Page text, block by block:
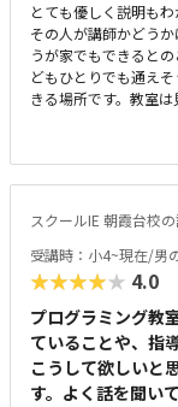
とても優しく説明も
その人が講師かどう
うが家でもできると
どもひとりでも通え
きる場所です。教室
の方の教室は少し覗
円は高いように思い
らえると助かります
どもに寄り添ってく
スクールIE 朝霞台校
受講時：小4~現在/男
★★★★★ 4.0
プログラミング教
ていることや、指
こうして欲しいと
す。よく話を聞い